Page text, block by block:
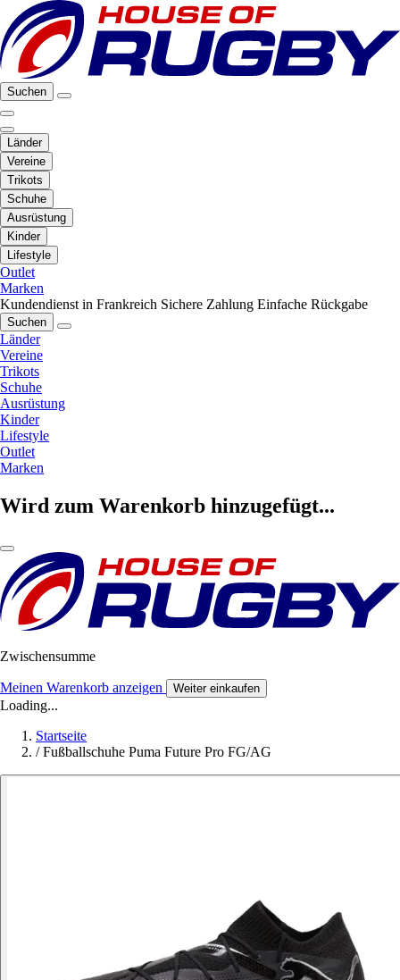
Suchen
Länder
Vereine
Trikots
Schuhe
Ausrüstung
Kinder
Lifestyle
Outlet
Marken
Kundendienst in Frankreich Sichere Zahlung Einfache Rückgabe
Suchen
Länder
Vereine
Trikots
Schuhe
Ausrüstung
Kinder
Lifestyle
Outlet
Marken
Wird zum Warenkorb hinzugefügt...
Zwischensumme
Meinen Warenkorb anzeigen Weiter einkaufen
Loading...
Startseite
/ Fußballschuhe Puma Future Pro FG/AG